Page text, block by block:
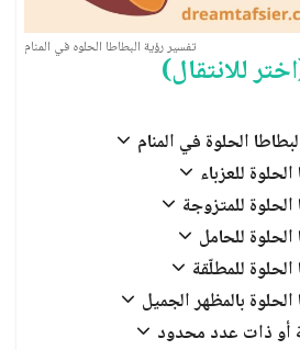
تفسير رؤية البطاطا الحلوه في المنام
للانتقال)
الحلوة في المنام
للعزباء
للمتزوجة
للحامل
للمطلّقة
بالمظهر الجميل
أو ذات عدد محدود